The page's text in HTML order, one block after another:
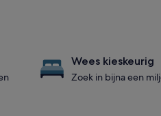
Wees kieskeurig
Zoek in bijna een